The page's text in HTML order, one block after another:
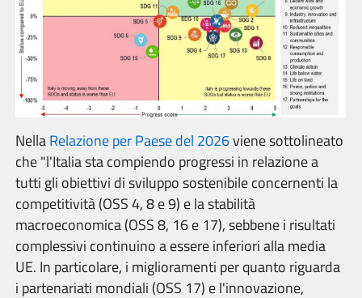
NellaRelazione per Paese del 2026viene sottolineato
che "l'Italia sta compiendo progressi in relazione a
tutti gli obiettivi di sviluppo sostenibile concernenti la
competitività (OSS 4, 8 e 9) e la stabilità
macroeconomica (OSS 8, 16 e 17), sebbene i risultati
complessivi continuino a essere inferiori alla media
UE. In particolare, i miglioramenti per quanto riguarda
i partenariati mondiali (OSS 17) e l'innovazione,